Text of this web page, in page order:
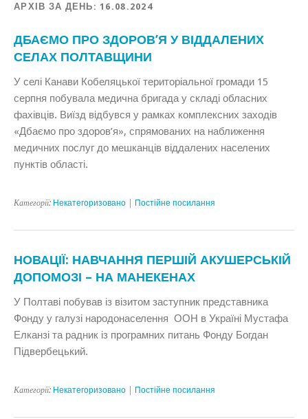
АРХІВ ЗА ДЕНЬ:16.08.2024
ДБАЄМО ПРО ЗДОРОВ’Я У ВІДДАЛЕНИХ
СЕЛАХ ПОЛТАВЩИНИ
У селі Канави Кобеляцької територіальної громади 15
серпня побувала медична бригада у складі обласних
фахівців. Виїзд відбувся у рамках комплексних заходів
«Дбаємо про здоров’я», спрямованих на наближення
медичних послуг до мешканців віддалених населених
пунктів області.
Категорії: Некатегоризовано Постійне посилання
НОВАЦІЇ: НАВЧАННЯ ПЕРШІЙ АКУШЕРСЬКІЙ
ДОПОМОЗІ – НА МАНЕКЕНАХ
У Полтаві побував із візитом заступник представника
Фонду у галузі народонаселення ООН в Україні Мустафа
Елканзі та радник із програмних питань Фонду Богдан
Підвербецький.
Категорії: Некатегоризовано Постійне посилання